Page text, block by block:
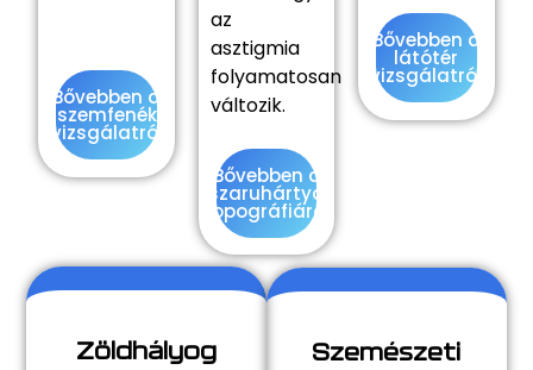
Bővebben a
szemfenék
vizsgálatról
az
asztigmia
folyamatosan
változik.
Bővebben a
szaruhártya
topográfiáról
Bővebben a
látótér
vizsgálatról
Zöldhályog
Szemészeti